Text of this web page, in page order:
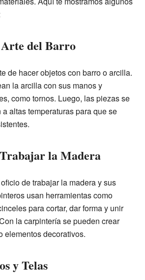
del Barro
de hacer objetos con barro o arcilla.
la arcilla con sus manos y
como tornos. Luego, las piezas se
altas temperaturas para que se
la Madera
de trabajar la madera y sus
usan herramientas como
para cortar, dar forma y unir
la carpintería se pueden crear
elementos decorativos.
y Telas